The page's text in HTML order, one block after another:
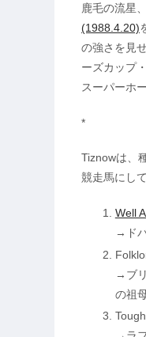
鹿毛の流星
(1988.4.20)
の強さを見
ーズカップ
スーパーホ
*
Tiznowは、
競走馬にし
Well
→ド
→ブ
の祖